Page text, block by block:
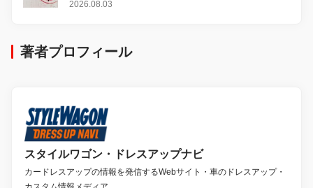
2026.08.03
著者プロフィール
スタイルワゴン・ドレスアップナビ
カードレスアップの情報を発信するWebサイト・車のドレスアップ・